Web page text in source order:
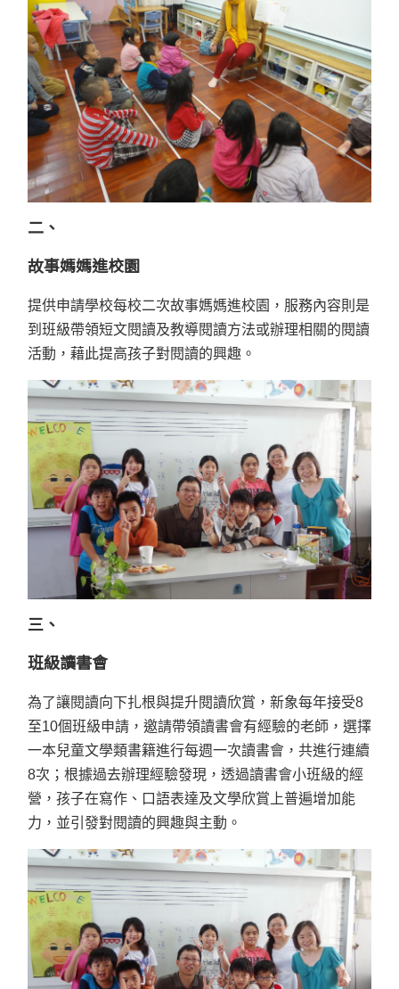
二、
故事媽媽進校園
提供申請學校每校二次故事媽媽進校園，服務內容則是
到班級帶領短文閱讀及教導閱讀方法或辦理相關的閱讀
活動，藉此提高孩子對閱讀的興趣。
三、
班級讀書會
為了讓閱讀向下扎根與提升閱讀欣賞，新象每年接受8
至10個班級申請，邀請帶領讀書會有經驗的老師，選擇
一本兒童文學類書籍進行每週一次讀書會，共進行連續
8次；根據過去辦理經驗發現，透過讀書會小班級的經
營，孩子在寫作、口語表達及文學欣賞上普遍增加能
力，並引發對閱讀的興趣與主動。